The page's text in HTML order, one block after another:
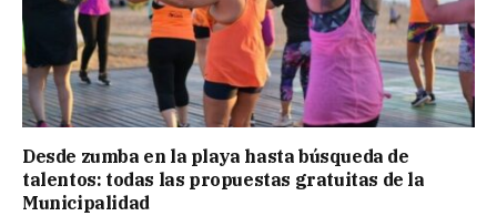
Desde zumba en la playa hasta búsqueda de
talentos: todas las propuestas gratuitas de la
Municipalidad